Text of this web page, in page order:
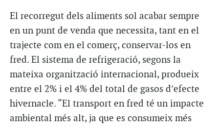
El recorregut dels aliments sol acabar sempre
en un punt de venda que necessita, tant en el
trajecte com en el comerç, conservar-los en
fred. El sistema de refrigeració, segons la
mateixa organització internacional, produeix
entre el 2% i el 4% del total de gasos d’efecte
hivernacle. “El transport en fred té un impacte
ambiental més alt, ja que es consumeix més